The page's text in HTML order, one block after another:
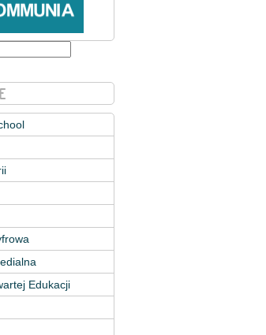
Edukacji